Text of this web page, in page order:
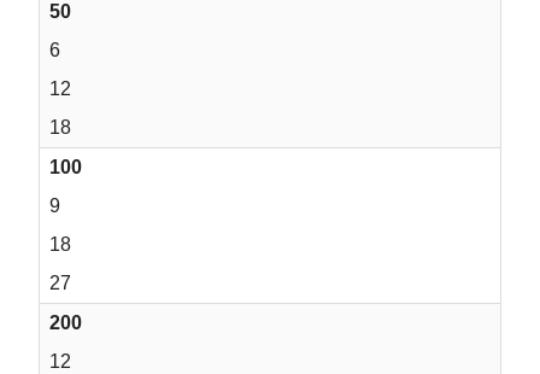
50
6
12
18
100
9
18
27
200
12